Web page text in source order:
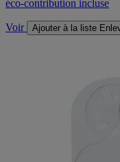
éco-contribution incluse
Voir Ajouter à la liste